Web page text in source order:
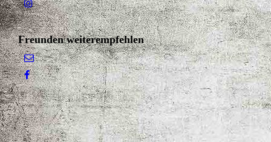
Freunden weiterempfehlen